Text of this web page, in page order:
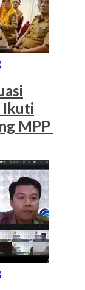
Ikuti
MPP